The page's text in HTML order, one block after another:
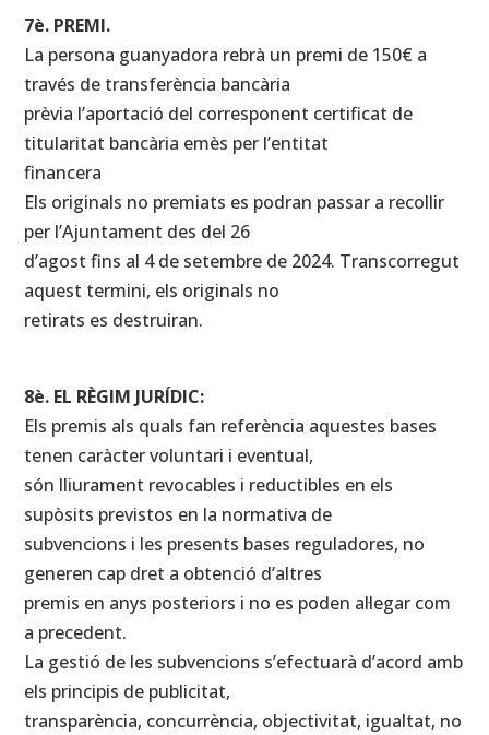
7è. PREMI.
La persona guanyadora rebrà un premi de 150€ a
través de transferència bancària
prèvia l’aportació del corresponent certificat de
titularitat bancària emès per l’entitat
financera
Els originals no premiats es podran passar a recollir
per l’Ajuntament des del 26
d’agost fins al 4 de setembre de 2024. Transcorregut
aquest termini, els originals no
retirats es destruiran.
8è. EL RÈGIM JURÍDIC:
Els premis als quals fan referència aquestes bases
tenen caràcter voluntari i eventual,
són lliurament revocables i reductibles en els
supòsits previstos en la normativa de
subvencions i les presents bases reguladores, no
generen cap dret a obtenció d’altres
premis en anys posteriors i no es poden al·legar com
a precedent.
La gestió de les subvencions s’efectuarà d’acord amb
els principis de publicitat,
transparència, concurrència, objectivitat, igualtat, no